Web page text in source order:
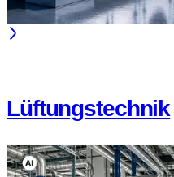
Lüftungstechnik